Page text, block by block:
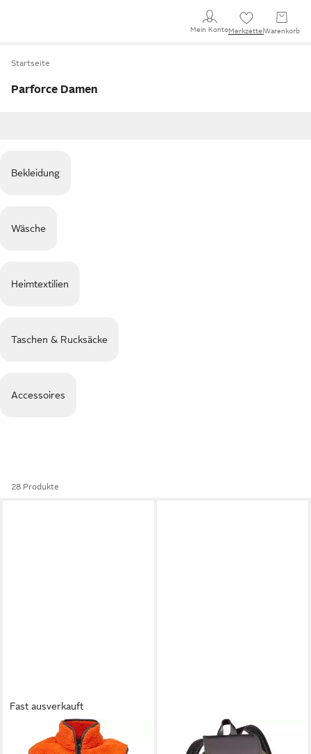
Mein KontoMerkzettel Warenkorb
Startseite
Parforce Damen
Bekleidung
Wäsche
Heimtextilien
Taschen & Rucksäcke
Accessoires
28 Produkte
Fast ausverkauft
PARFORCE
Fleeceweste Damen Isolation-
PARFORCE
Freizeitrucksack Rucksack mit